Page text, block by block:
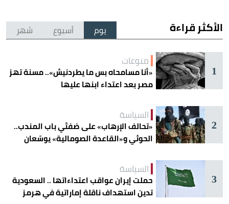
الأكثر قراءة يوم أسبوع شهر
1
منوعات
«أنا مسامحاه بس ما يطردنيش».. مسنة تهز
مصر بعد اعتداء ابنها عليها
2
السياسة
«تحالف الإرهاب» على ضفتَي باب المندب..
الحوثي و«القاعدة الصومالية» يوسّعان
3
السياسة
حملت إيران عواقب اعتداءاتها .. السعودية
تدين استهداف ناقلة إماراتية في هرمز